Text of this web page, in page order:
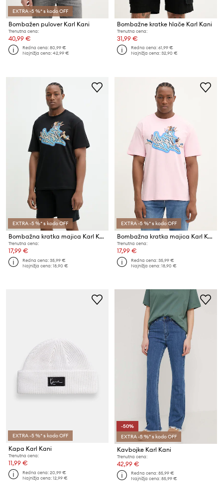
EXTRA -5 %* s kodo OFF
Bombažen pulover Karl Kani
Trenutna cena:
40,99 €
Redna cena:80,99 €
Najnižja cena:42,99 €
Bombažne kratke hlače Karl Kani
Trenutna cena:
31,99 €
Redna cena:61,99 €
Najnižja cena:32,90 €
EXTRA -5 %* s kodo OFF
Bombažna kratka majica Karl Kani
Trenutna cena:
17,99 €
Redna cena:35,99 €
Najnižja cena:18,90 €
EXTRA -5 %* s kodo OFF
Bombažna kratka majica Karl Kani
Trenutna cena:
17,99 €
Redna cena:35,99 €
Najnižja cena:18,90 €
EXTRA -5 %* s kodo OFF
Kapa Karl Kani
Trenutna cena:
11,99 €
Redna cena:20,99 €
Najnižja cena:12,99 €
-50%
EXTRA -5 %* s kodo OFF
Kavbojke Karl Kani
Trenutna cena:
42,99 €
Redna cena:85,99 €
Najnižja cena:85,99 €